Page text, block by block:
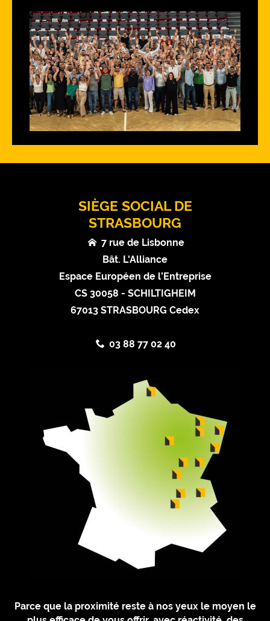
SIÈGE SOCIAL DE
STRASBOURG
7 rue de Lisbonne
Bât. L'Alliance
Espace Européen de l’Entreprise
CS 30058 - SCHILTIGHEIM
67013 STRASBOURG Cedex
03 88 77 02 40
Parce que la proximité reste à nos yeux le moyen le